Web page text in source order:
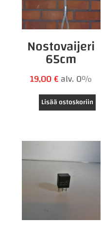
Nostovaijeri
65cm
19,00€alv. 0%
Lisää ostoskoriin